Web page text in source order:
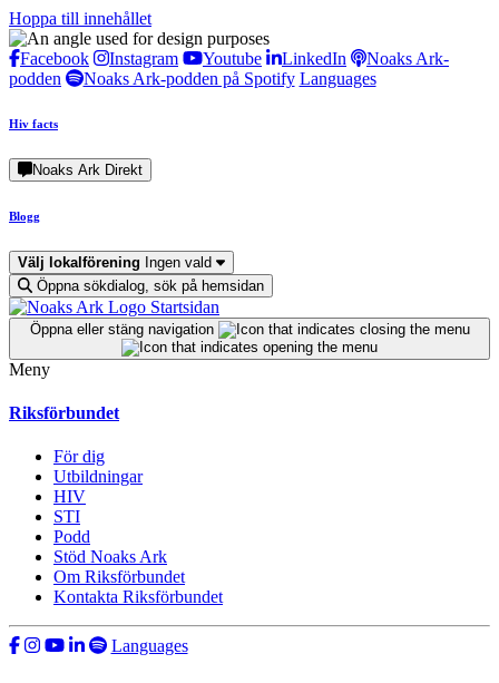
Hoppa till innehållet
Facebook Instagram Youtube LinkedIn
Noaks Ark-
podden
Noaks Ark-podden på Spotify Languages
Hiv facts
Noaks Ark Direkt
Blogg
Välj lokalförening Ingen vald
Öppna sökdialog, sök på hemsidan
Startsidan
Öppna eller stäng navigation
Meny
Riksförbundet
För dig
Utbildningar
HIV
STI
Podd
Stöd Noaks Ark
Om Riksförbundet
Kontakta Riksförbundet
Languages